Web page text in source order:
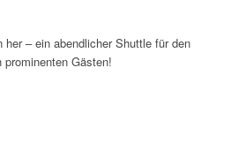
her – ein abendlicher Shuttle für den
Gästen!